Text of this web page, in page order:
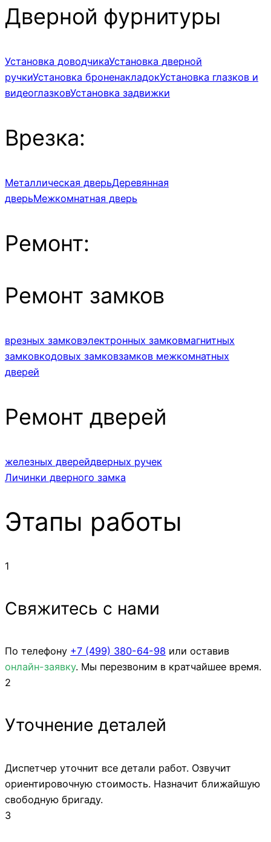
Дверной фурнитуры
Установка доводчикаУстановка дверной
ручкиУстановка броненакладокУстановка глазков и
видеоглазковУстановка задвижки
Врезка:
Металлическая дверьДеревянная
дверьМежкомнатная дверь
Ремонт:
Ремонт замков
врезных замковэлектронных замковмагнитных
замковкодовых замковзамков межкомнатных
дверей
Ремонт дверей
железных дверейдверных ручек
Личинки дверного замка
Этапы работы
1
Свяжитесь с нами
По телефону +7 (499) 380-64-98 или оставив
онлайн-заявку. Мы перезвоним в кратчайшее время.
2
Уточнение деталей
Диспетчер уточнит все детали работ. Озвучит
ориентировочную стоимость. Назначит ближайшую
свободную бригаду.
3